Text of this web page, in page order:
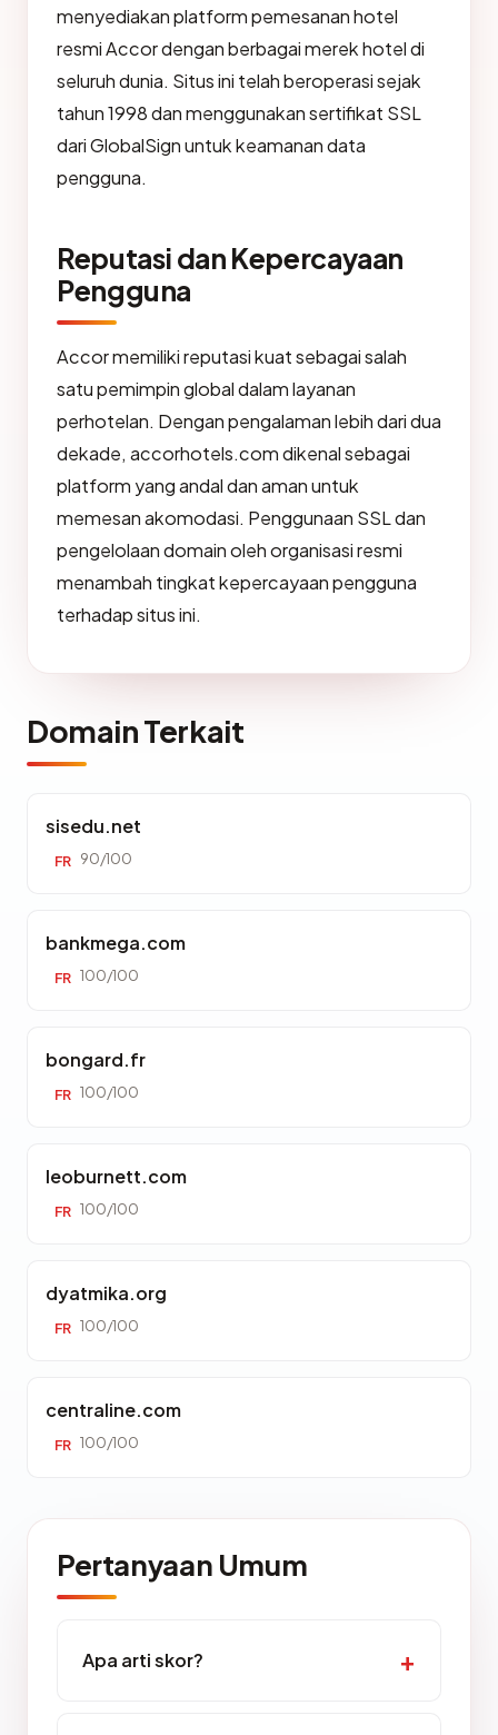
menyediakan platform pemesanan hotel
resmi Accor dengan berbagai merek hotel di
seluruh dunia. Situs ini telah beroperasi sejak
tahun 1998 dan menggunakan sertifikat SSL
dari GlobalSign untuk keamanan data
pengguna.
Reputasi dan Kepercayaan
Pengguna
Accor memiliki reputasi kuat sebagai salah
satu pemimpin global dalam layanan
perhotelan. Dengan pengalaman lebih dari dua
dekade, accorhotels.com dikenal sebagai
platform yang andal dan aman untuk
memesan akomodasi. Penggunaan SSL dan
pengelolaan domain oleh organisasi resmi
menambah tingkat kepercayaan pengguna
terhadap situs ini.
Domain Terkait
sisedu.net
FR 90/100
bankmega.com
FR 100/100
bongard.fr
FR 100/100
leoburnett.com
FR 100/100
dyatmika.org
FR 100/100
centraline.com
FR 100/100
Pertanyaan Umum
Apa arti skor?